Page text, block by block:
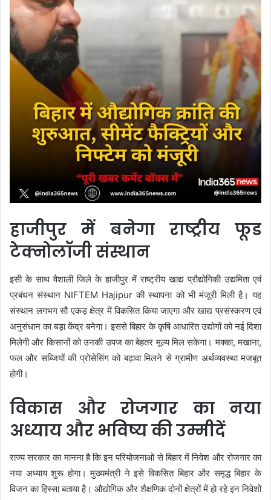
हाजीपुर में बनेगा राष्ट्रीय फूड
टेक्नोलॉजी संस्थान
इसी के साथ वैशाली जिले के हाजीपुर में राष्ट्रीय खाद्य प्रौद्योगिकी उद्यमिता एवं
प्रबंधन संस्थान NIFTEM Hajipur की स्थापना को भी मंजूरी मिली है। यह
संस्थान लगभग सौ एकड़ क्षेत्र में विकसित किया जाएगा और खाद्य प्रसंस्करण एवं
अनुसंधान का बड़ा केंद्र बनेगा। इससे बिहार के कृषि आधारित उद्योगों को नई दिशा
मिलेगी और किसानों को उनकी उपज का बेहतर मूल्य मिल सकेगा। मक्का, मखाना,
फल और सब्जियों की प्रोसेसिंग को बढ़ावा मिलने से ग्रामीण अर्थव्यवस्था मजबूत
होगी।
विकास और रोजगार का नया
अध्याय और भविष्य की उम्मीदें
राज्य सरकार का मानना है कि इन परियोजनाओं से बिहार में निवेश और रोजगार का
नया अध्याय शुरू होगा। मुख्यमंत्री ने इसे विकसित बिहार और समृद्ध बिहार के
विजन का हिस्सा बताया है। औद्योगिक और शैक्षणिक दोनों क्षेत्रों में हो रहे इन निवेशों